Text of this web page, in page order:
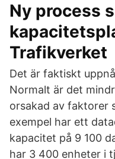
Ny process
Trafikverket
Det är faktiskt
Normalt är det
orsakad av faktorer
exempel har ett
kapacitet på 9 100
har 3 400 enheter i